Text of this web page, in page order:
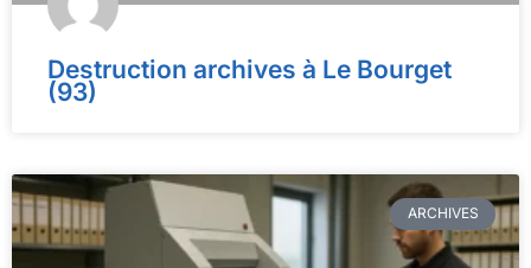
Destruction archives à Le Bourget
(93)
ARCHIVES